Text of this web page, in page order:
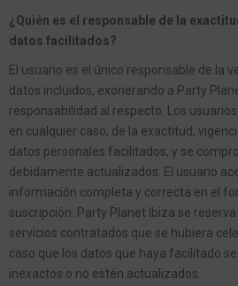
¿Quién es el responsable de la
datos facilitados?
El usuario es el único responsable de la
datos incluidos, exonerando a Party
responsabilidad al respecto. Los
en cualquier caso, de la exactitud,
datos personales facilitados, y se
debidamente actualizados. El usuario
información completa y correcta en el
suscripción. Party Planet Ibiza se
servicios contratados que se hubiera
caso que los datos que haya facilitado
inexactos o no estén actualizados.